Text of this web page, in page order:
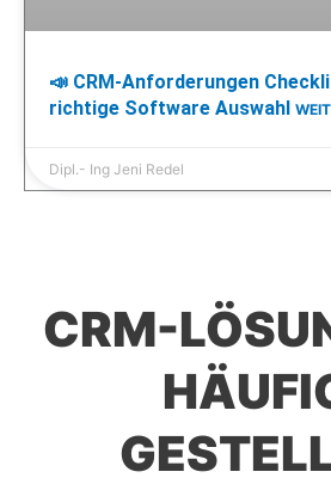
📣 CRM-Anforderungen
richtige Software Auswahl
Dipl.- Ing Jeni Redel
CRM-